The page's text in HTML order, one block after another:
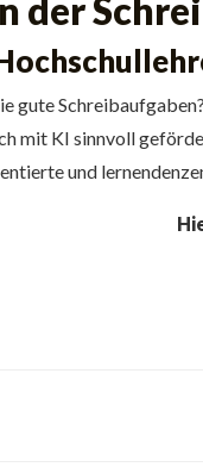
der
gute
mit KI sinnvoll
und